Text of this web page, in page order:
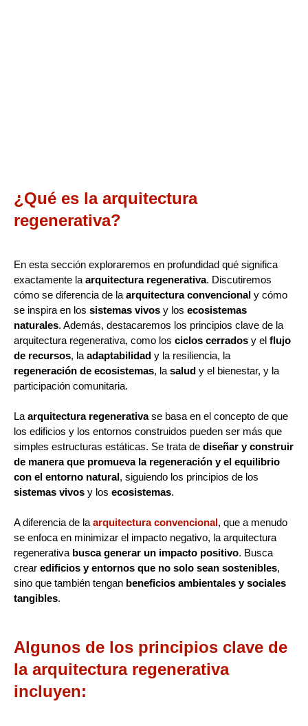
¿Qué es la arquitectura
regenerativa?
En esta sección exploraremos en profundidad qué significa
exactamente la arquitectura regenerativa. Discutiremos
cómo se diferencia de la arquitectura convencional y cómo
se inspira en los sistemas vivos y los ecosistemas
naturales. Además, destacaremos los principios clave de la
arquitectura regenerativa, como los ciclos cerrados y el flujo
de recursos, la adaptabilidad y la resiliencia, la
regeneración de ecosistemas, la salud y el bienestar, y la
participación comunitaria.
La arquitectura regenerativase basa en el concepto de que
los edificios y los entornos construidos pueden ser más que
simples estructuras estáticas. Se trata de diseñar y construir
de manera que promueva la regeneración y el equilibrio
con el entorno natural, siguiendo los principios de los
sistemas vivos y los ecosistemas.
A diferencia de la arquitectura convencional, que a menudo
se enfoca en minimizar el impacto negativo, la arquitectura
regenerativa busca generar un impacto positivo. Busca
crear edificios y entornos que no solo sean sostenibles,
sino que también tengan beneficios ambientales y sociales
tangibles.
Algunos de los principios clave de
la arquitectura regenerativa
incluyen: